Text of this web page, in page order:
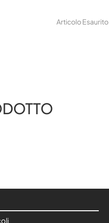
Articolo Esaurito